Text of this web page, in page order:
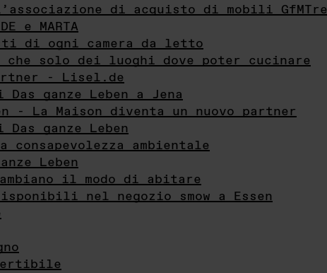
di acquisto di mobili
e MARTA
di ogni camera da letto
che solo dei luoghi dove poter cucinare
- Lisel.de
ganze Leben a Jena
- La Maison diventa un nuovo partner
ganze Leben
ambientale
Leben
il modo di abitare
nel negozio smow a Essen